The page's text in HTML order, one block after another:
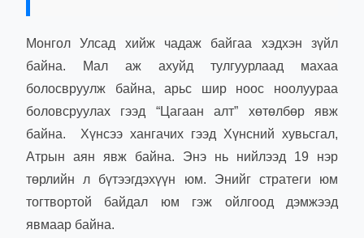
Монгол Улсад хийж чадаж байгаа хэдхэн зүйл
байна. Мал аж ахуйд тулгуурлаад махаа
болосвруулж байна, арьс шир ноос ноолуураа
боловсруулах гээд “Цагаан алт” хөтөлбөр явж
байна. Хүнсээ хангачих гээд Хүнсний хувьсгал,
Атрын аян явж байна. Энэ нь нийлээд 19 нэр
төрлийн л бүтээгдэхүүн юм. Энийг стратеги юм
тогтвортой байдал юм гэж ойлгоод дэмжээд
явмаар байна.